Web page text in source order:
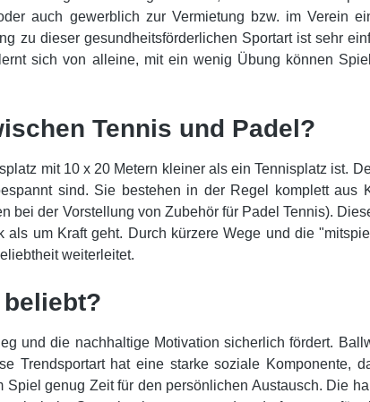
auch gewerblich zur Vermietung bzw. im Verein
zu dieser gesundheitsförderlichen Sportart ist sehr
sich von alleine, mit ein wenig Übung können
Tennis und Padel?
mit 10 x 20 Metern kleiner als ein Tennisplatz ist.
sind. Sie bestehen in der Regel komplett aus
bei der Vorstellung von Zubehör für Padel Tennis).
um Kraft geht. Durch kürzere Wege und die
weiterleitet.
und die nachhaltige Motivation sicherlich fördert.
Trendsportart hat eine starke soziale Komponente,
genug Zeit für den persönlichen Austausch. Die